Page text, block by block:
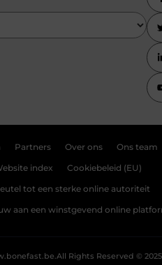
Partners Over ons Ons team
index Cookiebeleid (EU)
tot een sterke online autoriteit
aan een winstgevend online
All Rights Reserved © 2025